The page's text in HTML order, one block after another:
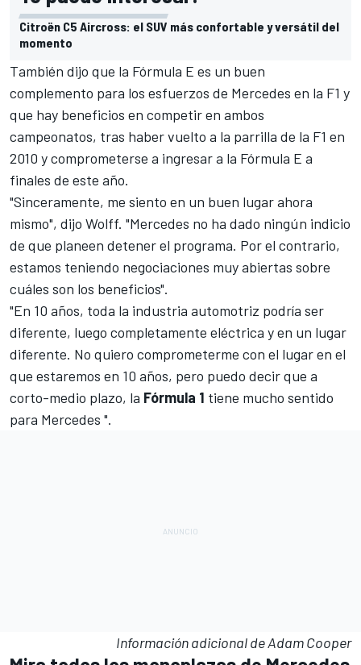
Citroën C5 Aircross: el SUV más confortable y versátil del
momento
También dijo que la Fórmula E es un buen
complemento para los esfuerzos de Mercedes en la F1 y
que hay beneficios en competir en ambos
campeonatos, tras haber vuelto a la parrilla de la F1 en
2010 y comprometerse a ingresar a la Fórmula E a
finales de este año.
"Sinceramente, me siento en un buen lugar ahora
mismo", dijo Wolff. "Mercedes no ha dado ningún indicio
de que planeen detener el programa. Por el contrario,
estamos teniendo negociaciones muy abiertas sobre
cuáles son los beneficios".
"En 10 años, toda la industria automotriz podría ser
diferente, luego completamente eléctrica y en un lugar
diferente. No quiero comprometerme con el lugar en el
que estaremos en 10 años, pero puedo decir que a
corto-medio plazo, la Fórmula 1 tiene mucho sentido
para Mercedes ".
Información adicional de Adam Cooper